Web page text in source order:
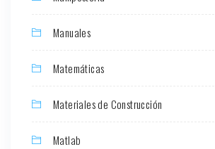
Manuales
Matemáticas
Materiales de Construcción
Matlab